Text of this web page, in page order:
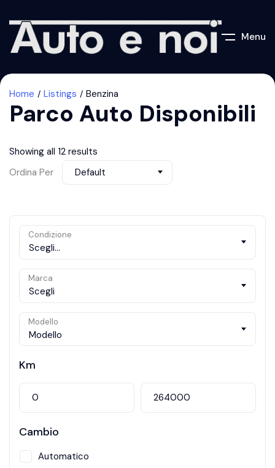
Menu
Home Listings Benzina
Parco Auto Disponibili
Showing all 12 results
Ordina Per
Default
Condizione
Scegli...
Marca
Scegli
Modello
Modello
Km
Cambio
Automatico